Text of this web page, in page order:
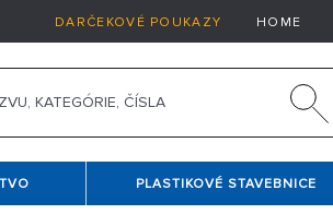
DARČEKOVÉ POUKAZY HOME
PLASTIKOVÉ STAVEBNICE